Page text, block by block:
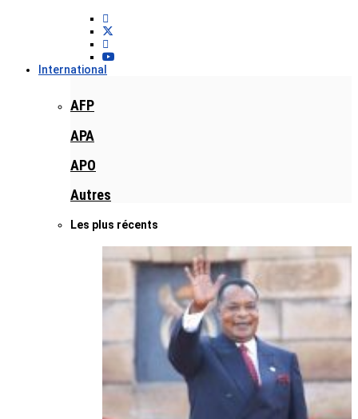
International
AFP
APA
APO
Autres
Les plus récents